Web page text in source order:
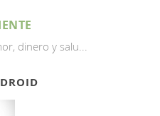
dinero y salu...